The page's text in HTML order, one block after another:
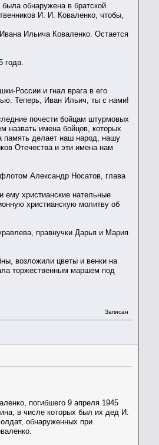
обнаружена в братской
И. И. Коваленко, чтобы,
Ильича Коваленко. Остается
года.
России и гнал врага в его
Теперь, Иван Ильич, ты с нами!
почести бойцам штурмовых
назвать имена бойцов, которых
память делает наш народ, нашу
Отечества и эти имена нам
Александр Носатов, глава
ему христианские нательные
христианскую молитву об
правнучки Дарья и Мария
возложили цветы и венки на
торжественным маршем под
Записан
погибшего 9 апреля 1945
в числе которых был их дед И.
обнаруженных при